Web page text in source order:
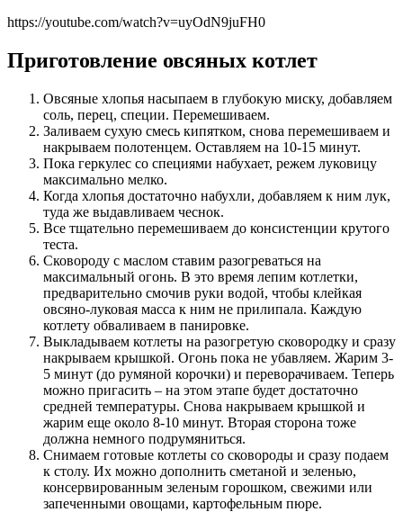
https://youtube.com/watch?v=uyOdN9juFH0
Приготовление овсяных котлет
Овсяные хлопья насыпаем в глубокую миску, добавляем
соль, перец, специи. Перемешиваем.
Заливаем сухую смесь кипятком, снова перемешиваем и
накрываем полотенцем. Оставляем на 10-15 минут.
Пока геркулес со специями набухает, режем луковицу
максимально мелко.
Когда хлопья достаточно набухли, добавляем к ним лук,
туда же выдавливаем чеснок.
Все тщательно перемешиваем до консистенции крутого
теста.
Сковороду с маслом ставим разогреваться на
максимальный огонь. В это время лепим котлетки,
предварительно смочив руки водой, чтобы клейкая
овсяно-луковая масса к ним не прилипала. Каждую
котлету обваливаем в панировке.
Выкладываем котлеты на разогретую сковородку и сразу
накрываем крышкой. Огонь пока не убавляем. Жарим 3-
5 минут (до румяной корочки) и переворачиваем. Теперь
можно пригасить – на этом этапе будет достаточно
средней температуры. Снова накрываем крышкой и
жарим еще около 8-10 минут. Вторая сторона тоже
должна немного подрумяниться.
Снимаем готовые котлеты со сковороды и сразу подаем
к столу. Их можно дополнить сметаной и зеленью,
консервированным зеленым горошком, свежими или
запеченными овощами, картофельным пюре.